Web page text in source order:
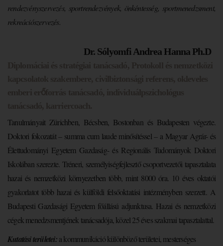
rendezvényszervezés, sportrendezvények, önkéntesség, sportmenedzsment,
rekreációszervezés.
Dr. Sólyomfi Andrea Hanna Ph.D
Tanulmányait Zürichben, Bécsben, Bostonban és Budapesten végezte.
Doktori fokozatát – summa cum laude minősítéssel – a Magyar Agrár- és
Élettudományi Egyetem Gazdaság- és Regionális Tudományok Doktori
Iskolában szerezte. Tréneri, személyiségfejlesztő csoportvezetői tapasztalata
hazai és nemzetközi környezetben több, mint 8000 óra. 10 éves oktatói
gyakorlatot több hazai és külföldi felsőoktatási intézményben szerzett. A
Budapesti Gazdasági Egyetem főállású adjunktusa. Hazai és nemzetközi
cégek menedzsmentjének tanácsadója, közel 25 éves szakmai tapasztalattal.
Kutatási területei:a kommunikáció különböző területei, mesterséges